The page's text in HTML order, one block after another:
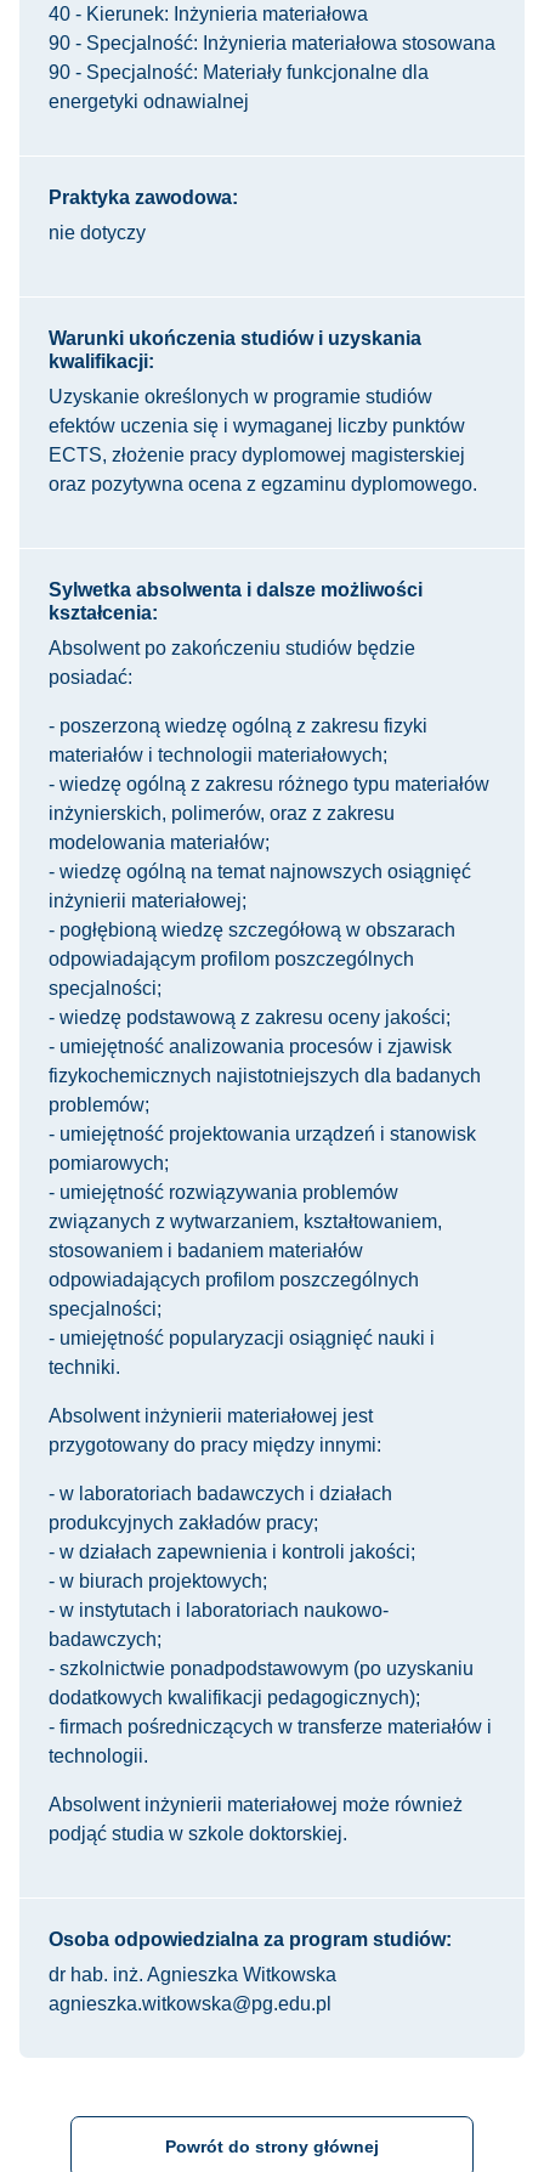
40 - Kierunek: Inżynieria materiałowa
90 - Specjalność: Inżynieria materiałowa stosowana
90 - Specjalność: Materiały funkcjonalne dla
energetyki odnawialnej
Praktyka zawodowa:
nie dotyczy
Warunki ukończenia studiów i uzyskania
kwalifikacji:
Uzyskanie określonych w programie studiów
efektów uczenia się i wymaganej liczby punktów
ECTS, złożenie pracy dyplomowej magisterskiej
oraz pozytywna ocena z egzaminu dyplomowego.
Sylwetka absolwenta i dalsze możliwości
kształcenia:
Absolwent po zakończeniu studiów będzie
posiadać:
- poszerzoną wiedzę ogólną z zakresu fizyki
materiałów i technologii materiałowych;
- wiedzę ogólną z zakresu różnego typu materiałów
inżynierskich, polimerów, oraz z zakresu
modelowania materiałów;
- wiedzę ogólną na temat najnowszych osiągnięć
inżynierii materiałowej;
- pogłębioną wiedzę szczegółową w obszarach
odpowiadającym profilom poszczególnych
specjalności;
- wiedzę podstawową z zakresu oceny jakości;
- umiejętność analizowania procesów i zjawisk
fizykochemicznych najistotniejszych dla badanych
problemów;
- umiejętność projektowania urządzeń i stanowisk
pomiarowych;
- umiejętność rozwiązywania problemów
związanych z wytwarzaniem, kształtowaniem,
stosowaniem i badaniem materiałów
odpowiadających profilom poszczególnych
specjalności;
- umiejętność popularyzacji osiągnięć nauki i
techniki.
Absolwent inżynierii materiałowej jest
przygotowany do pracy między innymi:
- w laboratoriach badawczych i działach
produkcyjnych zakładów pracy;
- w działach zapewnienia i kontroli jakości;
- w biurach projektowych;
- w instytutach i laboratoriach naukowo-
badawczych;
- szkolnictwie ponadpodstawowym (po uzyskaniu
dodatkowych kwalifikacji pedagogicznych);
- firmach pośredniczących w transferze materiałów i
technologii.
Absolwent inżynierii materiałowej może również
podjąć studia w szkole doktorskiej.
Osoba odpowiedzialna za program studiów:
dr hab. inż. Agnieszka Witkowska
agnieszka.witkowska@pg.edu.pl
Powrót do strony głównej